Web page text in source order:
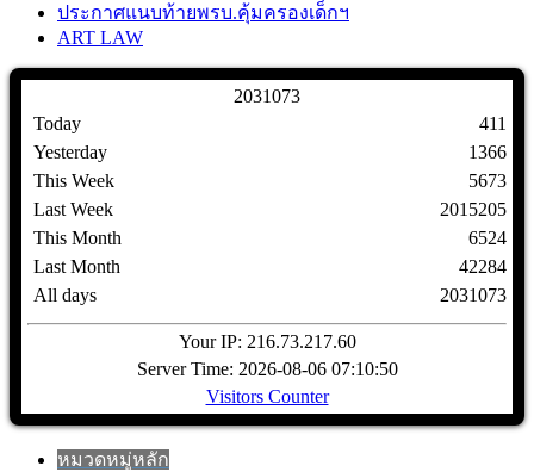
ประกาศแนบท้ายพรบ.คุ้มครองเด็กฯ
ART LAW
2031073
Today
Yesterday
This Week
Last Week
This Month
Last Month
All days
411
1366
5673
2015205
6524
42284
2031073
Your IP: 216.73.217.60
Server Time: 2026-08-06 07:10:50
Visitors Counter
หมวดหมู่หลัก